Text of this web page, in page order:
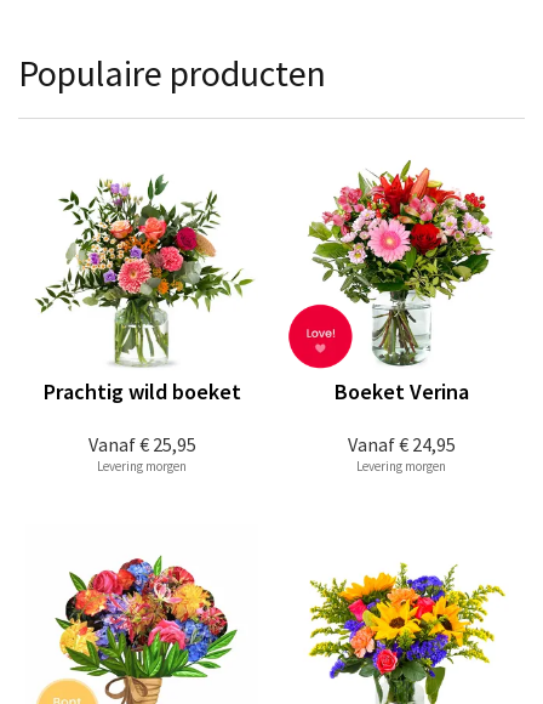
Populaire producten
Vanaf€ 25,95
Prachtig wild boeket
Levering morgen
Vanaf€ 24,95
Boeket Verina
Levering morgen